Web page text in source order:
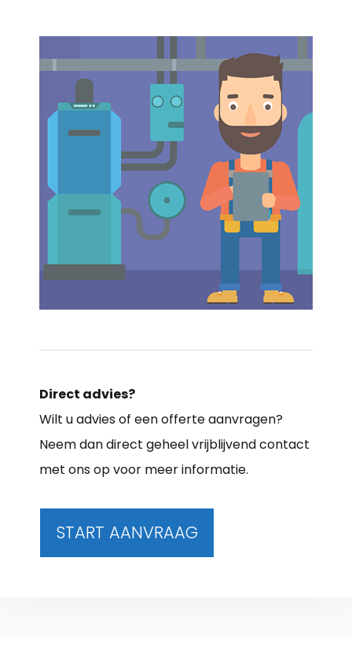
Direct advies?
Wilt u advies of een offerte aanvragen?
Neem dan direct geheel vrijblijvend contact
met ons op voor meer informatie.
START AANVRAAG